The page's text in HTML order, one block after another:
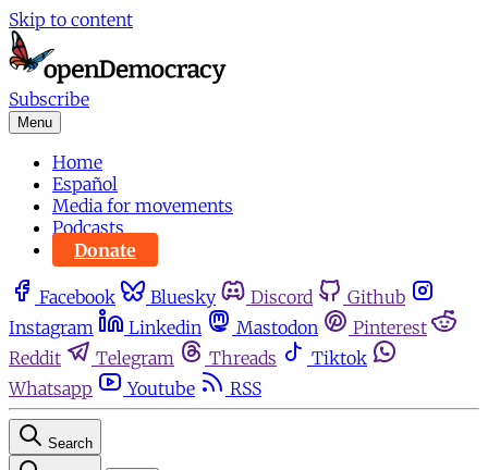
Skip to content
Subscribe
Menu
Home
Español
Media for movements
Podcasts
Donate
Facebook Bluesky Discord
Github
Instagram
Linkedin Mastodon
Pinterest
Reddit
Telegram Threads
Tiktok
Whatsapp
Youtube RSS
Search